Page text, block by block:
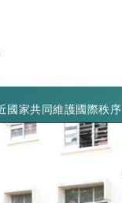
創新里程碑
家共同維護國際秩序